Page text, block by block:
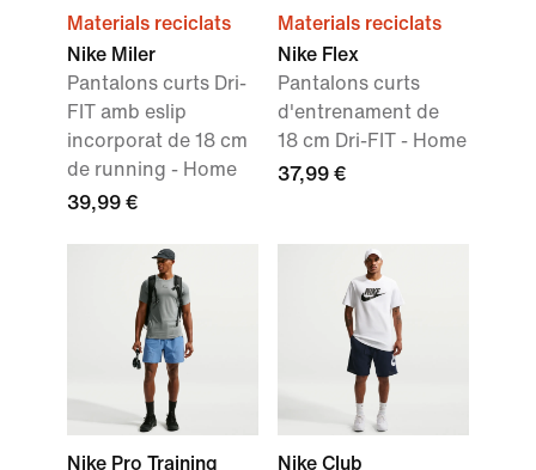
Materials reciclats
Nike Miler
Pantalons curts Dri-
FIT amb eslip
incorporat de 18 cm
de running - Home
39,99 €
Materials reciclats
Nike Flex
Pantalons curts
d'entrenament de
18 cm Dri-FIT - Home
37,99 €
Nike Pro Training Nike Club